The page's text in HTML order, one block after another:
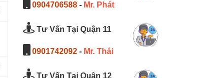
0904706588 - Mr. Phát
Tư Vấn Tại Quận 11
0901742092 - Mr. Thái
Tư Vấn Tại Quận 12